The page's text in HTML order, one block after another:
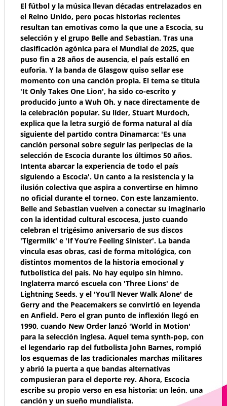
El fútbol y la música llevan décadas entrelazados en
el Reino Unido, pero pocas historias recientes
resultan tan emotivas como la que une a Escocia, su
selección y el grupo Belle and Sebastian. Tras una
clasificación agónica para el Mundial de 2025, que
puso fin a 28 años de ausencia, el país estalló en
euforia. Y la banda de Glasgow quiso sellar ese
momento con una canción propia. El tema se titula
'It Only Takes One Lion', ha sido co-escrito y
producido junto a Wuh Oh, y nace directamente de
la celebración popular. Su líder, Stuart Murdoch,
explica que la letra surgió de forma natural al día
siguiente del partido contra Dinamarca: 'Es una
canción personal sobre seguir las peripecias de la
selección de Escocia durante los últimos 50 años.
Intenta abarcar la experiencia de todo el país
siguiendo a Escocia'. Un canto a la resistencia y la
ilusión colectiva que aspira a convertirse en himno
no oficial durante el torneo. Con este lanzamiento,
Belle and Sebastian vuelven a conectar su imaginario
con la identidad cultural escocesa, justo cuando
celebran el trigésimo aniversario de sus discos
'Tigermilk' e 'If You’re Feeling Sinister'. La banda
vincula esas obras, casi de forma mitológica, con
distintos momentos de la historia emocional y
futbolística del país. No hay equipo sin himno.
Inglaterra marcó escuela con 'Three Lions' de
Lightning Seeds, y el 'You’ll Never Walk Alone' de
Gerry and the Peacemakers se convirtió en leyenda
en Anfield. Pero el gran punto de inflexión llegó en
1990, cuando New Order lanzó 'World in Motion'
para la selección inglesa. Aquel tema synth‑pop, con
el legendario rap del futbolista John Barnes, rompió
los esquemas de las tradicionales marchas militares
y abrió la puerta a que bandas alternativas
compusieran para el deporte rey. Ahora, Escocia
escribe su propio verso en esa historia: un león, una
canción y un sueño mundialista.